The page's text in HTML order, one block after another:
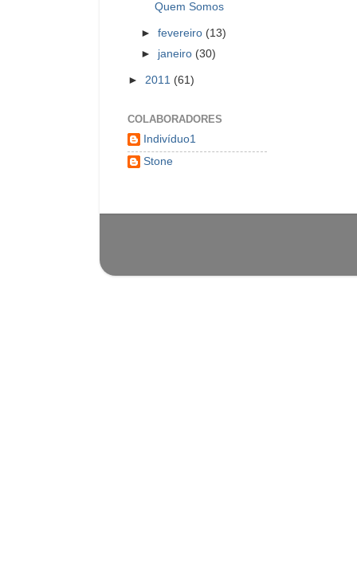
Quem Somos
►fevereiro (13)
► janeiro (30)
► 2011 (61)
COLABORADORES
Indivíduo1
Stone